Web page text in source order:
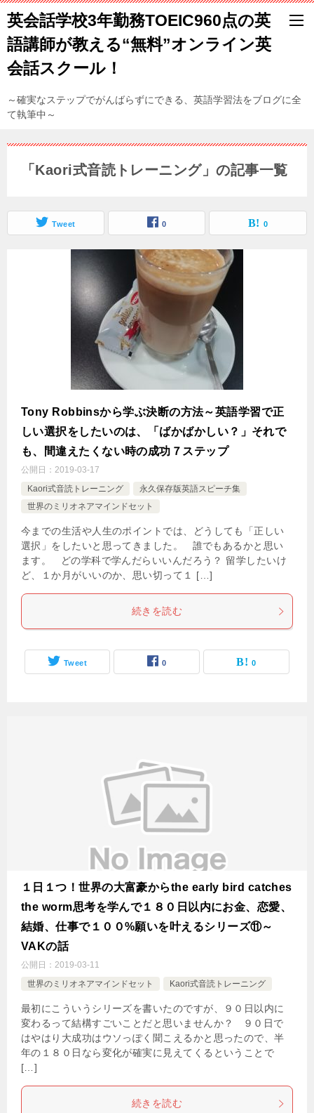
英会話学校3年勤務TOEIC960点の英
語講師が教える“無料”オンライン英
会話スクール！
～確実なステップでがんばらずにできる、英語学習法をブログに全
て執筆中～
「Kaori式音読トレーニング」の記事一覧
Tweet 0 0
Tony Robbinsから学ぶ決断の方法～英語学習で正
しい選択をしたいのは、「ばかばかしい？」それで
も、間違えたくない時の成功７ステップ
公開日： 2019-03-17
Kaori式音読トレーニング
永久保存版英語スピーチ集
世界のミリオネアマインドセット
今までの生活や人生のポイントでは、どうしても「正しい
選択」をしたいと思ってきました。 誰でもあるかと思い
ます。 どの学科で学んだらいいんだろう？ 留学したいけ
ど、１か月がいいのか、思い切って１ […]
続きを読む
Tweet 0 0
１日１つ！世界の大富豪からthe early bird catches
the worm思考を学んで１８０日以内にお金、恋愛、
結婚、仕事で１００%願いを叶えるシリーズ⑪～
VAKの話
公開日： 2019-03-11
世界のミリオネアマインドセット
Kaori式音読トレーニング
最初にこういうシリーズを書いたのですが、９０日以内に
変わるって結構すごいことだと思いませんか？ ９０日で
はやはり大成功はウソっぽく聞こえるかと思ったので、半
年の１８０日なら変化が確実に見えてくるということで
[…]
続きを読む